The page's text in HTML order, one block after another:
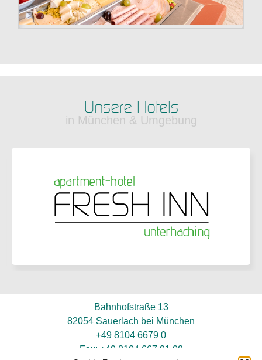
Unsere Hotels
in München & Umgebung
Bahnhofstraße 13
82054 Sauerlach bei München
+49 8104 6679 0
Fax: +49 8104 667 91 08